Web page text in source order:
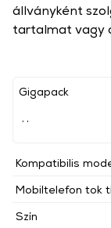
Gigapack
Kompatibilis
Mobiltelefon tok
Szín
állványként
tartalmat vagy